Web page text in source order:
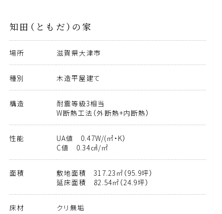
知田（ともだ）の家
場所 滋賀県大津市
種別 木造平屋建て
構造
耐震等級3相当
W断熱工法（外断熱+内断熱）
性能
UA値 0.47W/(㎡・K）
C値 0.34㎠/㎡
面積
敷地面積 317.23㎡（95.9坪）
延床面積 82.54㎡（24.9坪）
床材 クリ無垢